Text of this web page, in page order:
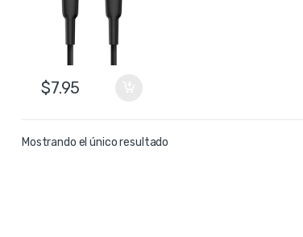
$7.95
Mostrando el único resultado